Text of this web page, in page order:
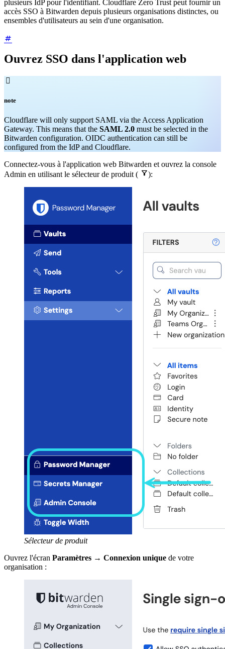
plusieurs IdP pour l'identifiant. Cloudflare Zero Trust peut fournir un
accès SSO à Bitwarden depuis plusieurs organisations distinctes, ou
ensembles d'utilisateurs au sein d'une organisation.
Ouvrez SSO dans l'application web

note
Cloudflare will only support SAML via the Access Application
Gateway. This means that the SAML 2.0 must be selected in the
Bitwarden configuration. OIDC authentication can still be
configured from the IdP and Cloudflare.
Connectez-vous à l'application web Bitwarden et ouvrez la console
Admin en utilisant le sélecteur de produit ( ):
Sélecteur de produit
Ouvrez l'écran Paramètres → Connexion unique de votre
organisation :